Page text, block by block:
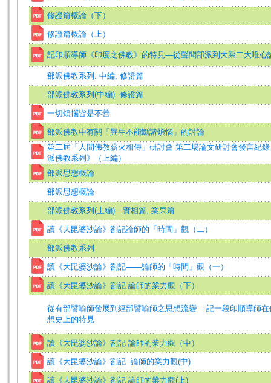
修證篇概論（下）
修證篇概論（上）
記印順導師《印度之佛教》的特見—從聲聞部派到大乘二大唯心
部派佛教系列. 中編, 修證篇
部派佛教系列(中編)--修證篇
一切煩惱皆是不善
部派佛教中有關「異生不能斷諸煩惱」的討論
第二屆「人間佛教薪火相傳」研討會 第二場論文研討會發言紀
派佛教系列》（上編）
部派思想概論
部派思想概論
部派佛教系列(上編)—實相篇, 業果篇
讀《大毘婆沙論》劄記論師的「時間」觀（二）
部派佛教系列
讀《大毘婆沙論》劄記——論師的「時間」觀（一）
讀《大毘婆沙論》劄記 論師的業力觀（下）
從有部譬喻師發展到經部譬喻師之思想流變 -- 記一段印順導師在
想史上的特見
讀《大毘婆沙論》劄記 論師的業力觀（中）
讀《大毘婆沙論》劄記--論師的業力觀(中)
讀《大毘婆沙論》劄記-論師的業力觀(上)